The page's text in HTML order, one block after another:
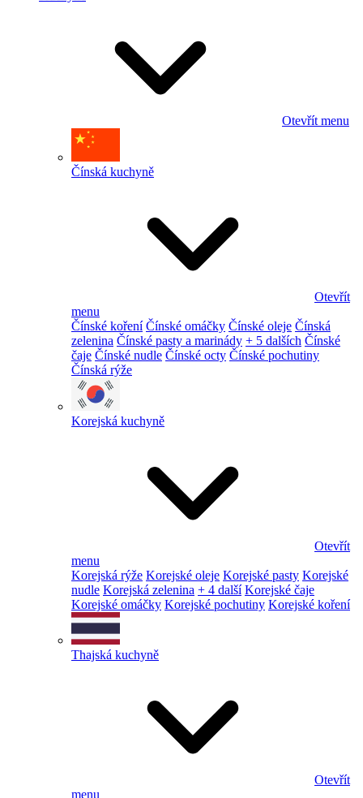
Otevřít menu
Čínská kuchyně
Otevřít
menu
Čínské koření Čínské omáčky Čínské oleje Čínská
zelenina Čínské pasty a marinády + 5 dalších Čínské
čaje Čínské nudle Čínské octy Čínské pochutiny
Čínská rýže
Korejská kuchyně
Otevřít
menu
Korejská rýže Korejské oleje Korejské pasty Korejské
nudle Korejská zelenina + 4 další Korejské čaje
Korejské omáčky Korejské pochutiny Korejské koření
Thajská kuchyně
Otevřít
menu